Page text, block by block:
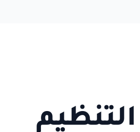
التنظيم